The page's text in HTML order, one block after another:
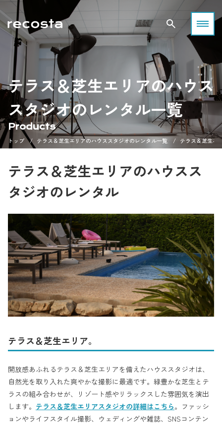
テラス＆芝生エリアのハウス
スタジオのレンタル一覧
Products
トップ テラス＆芝生エリアのハウススタジオのレンタル一覧 テラス＆芝生エ
テラス＆芝生エリアのハウスス
タジオのレンタル
テラス＆芝生エリア。
開放感あふれるテラス＆芝生エリアを備えたハウススタジオは、
自然光を取り入れた爽やかな撮影に最適です。緑豊かな芝生とテ
ラスの組み合わせが、リゾート感やリラックスした雰囲気を演出
します。 テラス＆芝生エリアスタジオの詳細はこちら。ファッシ
ョンやライフスタイル撮影、ウェディングや雑誌、SNSコンテン